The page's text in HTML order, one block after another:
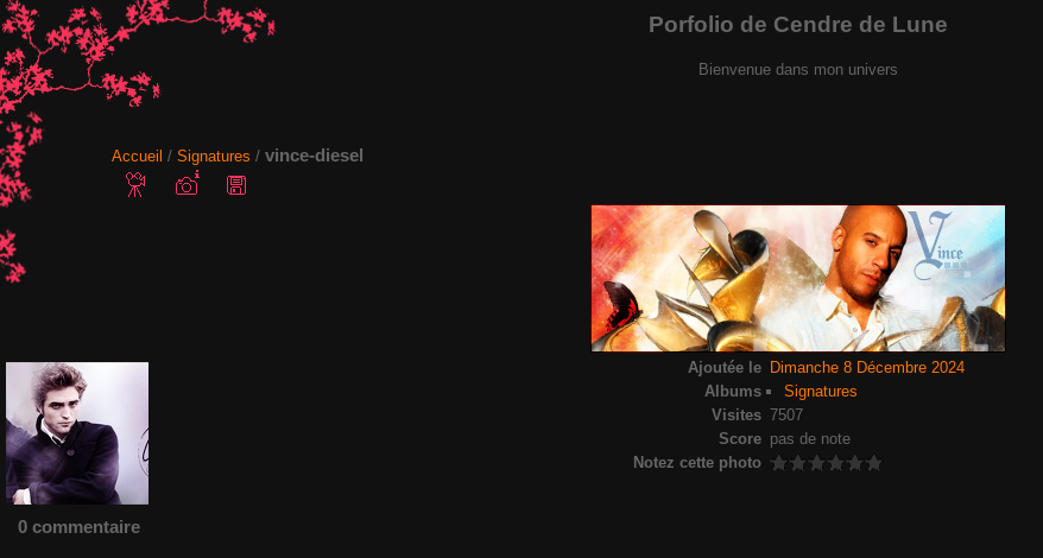
Porfolio de Cendre de Lune
Bienvenue dans mon univers
Accueil /Signatures /vince-diesel
Ajoutée le Dimanche 8 Décembre 2024
Albums
Signatures
Visites 7507
Score pas de note
Notez cette photo
0 commentaire